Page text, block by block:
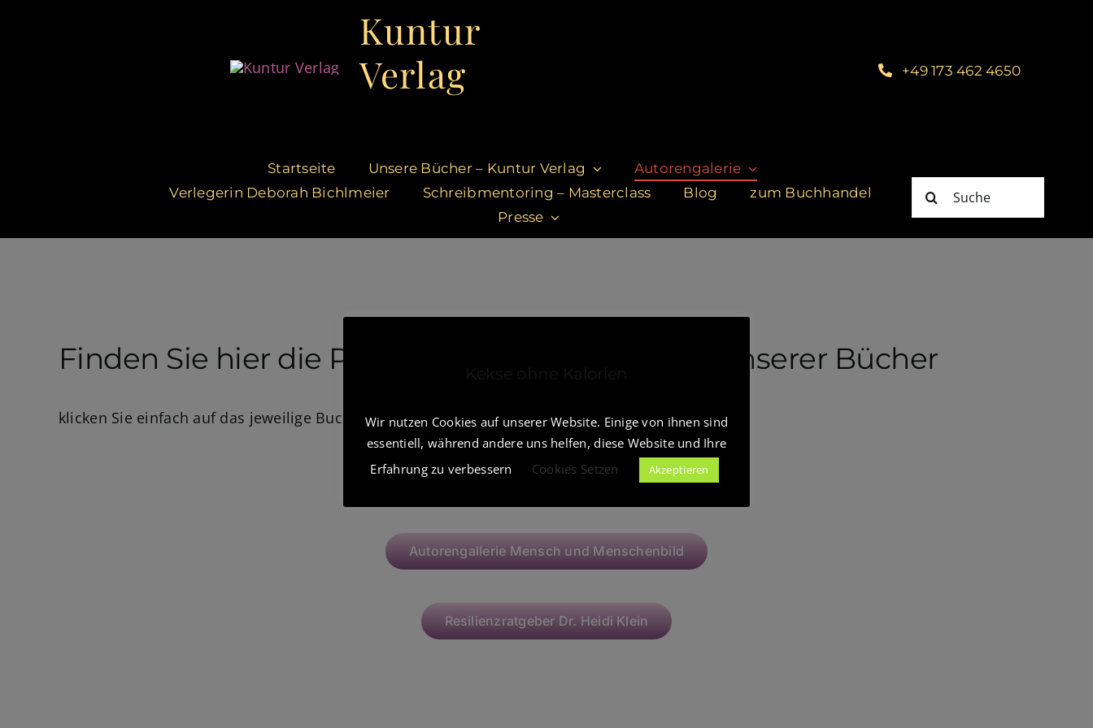
Kuntur
Verlag
+49 173 462 4650
Startseite Unsere Bücher – Kuntur Verlag
Autorengalerie
Verlegerin Deborah Bichlmeier
Schreibmentoring – Masterclass Blog
zum Buchhandel
Presse
Suche
nach:
Finden Sie hier die Profile unserer Autor:innen unserer Bücher
klicken Sie einfach auf das jeweilige Buch, dann gelangen Sie zur Autorengalerie
Autorengallerie Unternehmen der Zukunft
Autorengallerie Mensch und Menschenbild
Resilienzratgeber Dr. Heidi Klein
Wir nutzen Cookies auf unserer Website. Einige von ihnen sind
essentiell, während andere uns helfen, diese Website und Ihre
Erfahrung zu verbessern
Cookies Setzen Akzeptieren